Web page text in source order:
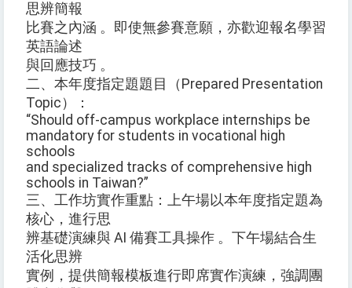
思辨簡報
比賽之內涵 。即使無參賽意願，亦歡迎報名學習
英語論述
與回應技巧 。
二、本年度指定題題目（Prepared Presentation
Topic）：
“Should off-campus workplace internships be
mandatory for students in vocational high
schools
and specialized tracks of comprehensive high
schools in Taiwan?”
三、工作坊實作重點：上午場以本年度指定題為
核心，進行思
辨基礎演練與 AI 備賽工具操作 。下午場結合生
活化思辨
實例，提供簡報模板進行即席實作演練，強調團